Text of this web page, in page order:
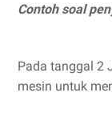
Contoh soal
Pada tanggal 2
mesin untuk